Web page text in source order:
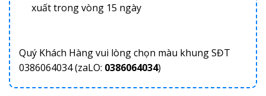
xuất trong vòng 15 ngày
Quý Khách Hàng vui lòng chọn màu khung SĐT
0386064034 (zaLO: 0386064034)